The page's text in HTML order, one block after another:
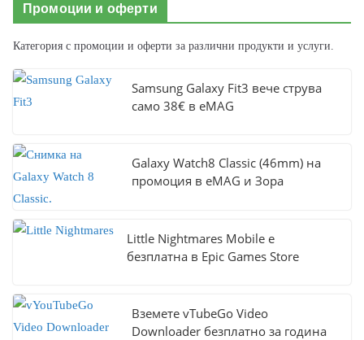
Промоции и оферти
Категория с промоции и оферти за различни продукти и услуги.
Samsung Galaxy Fit3 вече струва
само 38€ в eMAG
Galaxy Watch8 Classic (46mm) на
промоция в eMAG и Зора
Little Nightmares Mobile е
безплатна в Epic Games Store
Вземете vTubeGo Video
Downloader безплатно за година